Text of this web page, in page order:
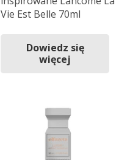
Vie Est Belle 70ml
Dowiedz się
więcej